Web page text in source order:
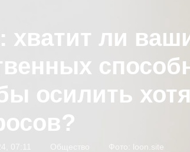
хватит ли
осилить
Общество Фото: loon.site